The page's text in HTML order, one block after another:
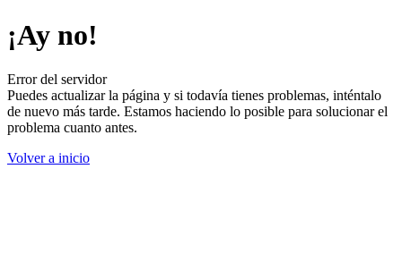
¡Ay no!
Error del servidor
Puedes actualizar la página y si todavía tienes problemas, inténtalo
de nuevo más tarde. Estamos haciendo lo posible para solucionar el
problema cuanto antes.
Volver a inicio